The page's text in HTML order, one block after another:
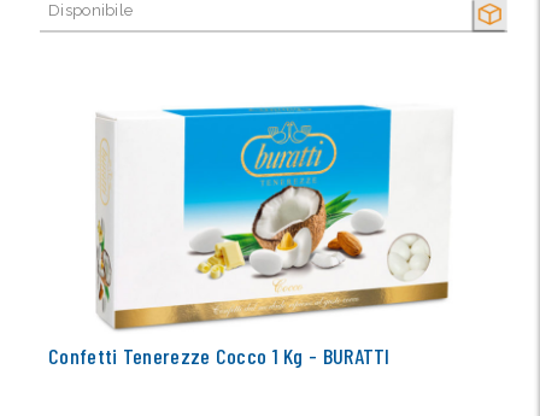
SECCO
Disponibile
Confetti Tenerezze Cocco 1 Kg - BURATTI